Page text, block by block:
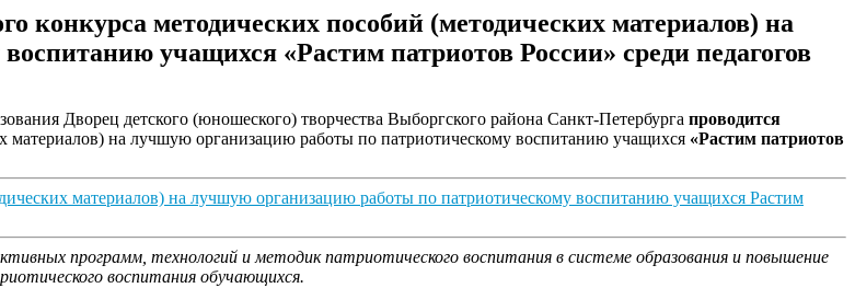
конкурса методических пособий (методических материалов) на
учащихся «Растим патриотов России» среди педагогов
Дворец детского (юношеского) творчества Выборгского района Санкт-Петербурга проводится
материалов) на лучшую организацию работы по патриотическому воспитанию учащихся «Растим патриотов
материалов) на лучшую организацию работы по патриотическому воспитанию учащихся Растим
программ, технологий и методик патриотического воспитания в системе образования и повышение
воспитания обучающихся.